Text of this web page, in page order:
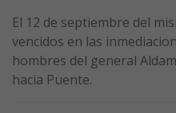
El 12 de septiembre del
vencidos en las
hombres del general
hacia Puente.